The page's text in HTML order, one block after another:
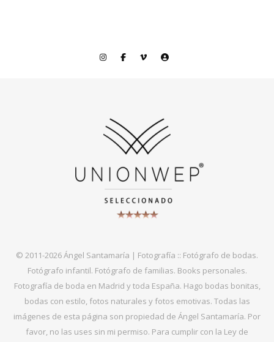
© 2011-2026 Ángel Santamaría | Fotografía :: Fotógrafo de bodas.
Fotógrafo infantil. Fotógrafo de familias. Books personales.
Fotografía de boda en Madrid y toda España. Hago bodas bonitas,
bodas con estilo, fotos naturales y fotos emotivas. Todas las
imágenes de esta página son propiedad de Ángel Santamaría. Por
favor, no las uses sin mi permiso. Para cumplir con la Ley de